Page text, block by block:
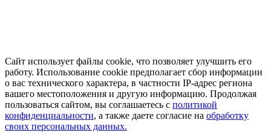
Сайт использует файлы cookie, что позволяет улучшить его
работу. Использование cookie предполагает сбор информации
о вас технического характера, в частности IP-адрес региона
вашего местоположения и другую информацию. Продолжая
пользоваться сайтом, вы соглашаетесь с политикой
конфиденциальности, а также даете согласие на обработку
своих персональных данных.